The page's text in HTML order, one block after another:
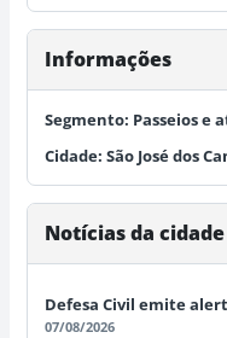
Informações
Segmento: Passeios e
Cidade: São José dos
Notícias da cidade
Defesa Civil emite
07/08/2026